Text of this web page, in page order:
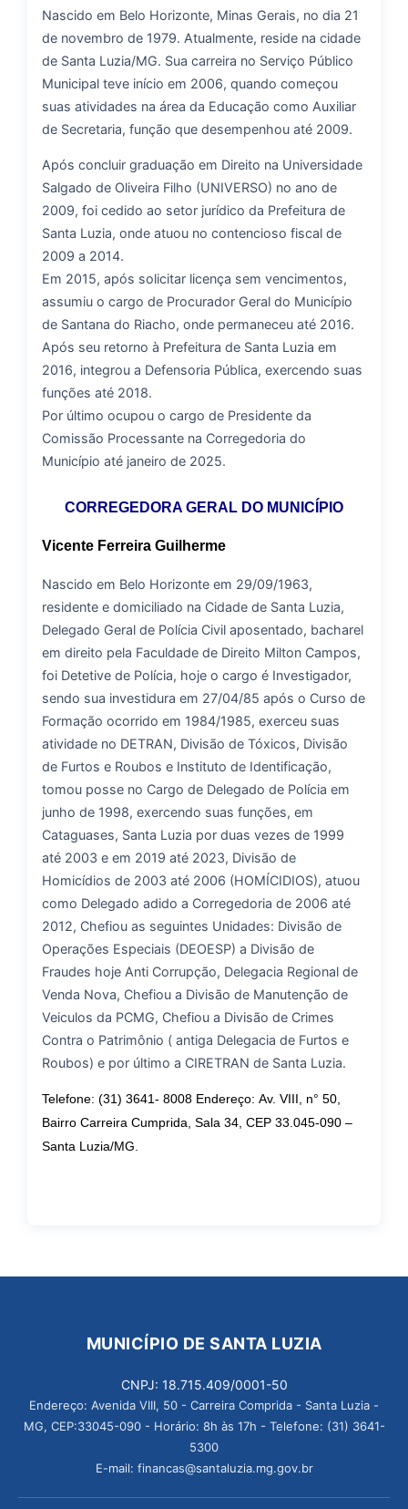
Nascido em Belo Horizonte, Minas Gerais, no dia 21
de novembro de 1979. Atualmente, reside na cidade
de Santa Luzia/MG. Sua carreira no Serviço Público
Municipal teve início em 2006, quando começou
suas atividades na área da Educação como Auxiliar
de Secretaria, função que desempenhou até 2009.
Após concluir graduação em Direito na Universidade
Salgado de Oliveira Filho (UNIVERSO) no ano de
2009, foi cedido ao setor jurídico da Prefeitura de
Santa Luzia, onde atuou no contencioso fiscal de
2009 a 2014.
Em 2015, após solicitar licença sem vencimentos,
assumiu o cargo de Procurador Geral do Município
de Santana do Riacho, onde permaneceu até 2016.
Após seu retorno à Prefeitura de Santa Luzia em
2016, integrou a Defensoria Pública, exercendo suas
funções até 2018.
Por último ocupou o cargo de Presidente da
Comissão Processante na Corregedoria do
Município até janeiro de 2025.
CORREGEDORA GERAL DO MUNICÍPIO
Vicente Ferreira Guilherme
Nascido em Belo Horizonte em 29/09/1963,
residente e domiciliado na Cidade de Santa Luzia,
Delegado Geral de Polícia Civil aposentado, bacharel
em direito pela Faculdade de Direito Milton Campos,
foi Detetive de Polícia, hoje o cargo é Investigador,
sendo sua investidura em 27/04/85 após o Curso de
Formação ocorrido em 1984/1985, exerceu suas
atividade no DETRAN, Divisão de Tóxicos, Divisão
de Furtos e Roubos e Instituto de Identificação,
tomou posse no Cargo de Delegado de Polícia em
junho de 1998, exercendo suas funções, em
Cataguases, Santa Luzia por duas vezes de 1999
até 2003 e em 2019 até 2023, Divisão de
Homicídios de 2003 até 2006 (HOMÍCIDIOS), atuou
como Delegado adido a Corregedoria de 2006 até
2012, Chefiou as seguintes Unidades: Divisão de
Operações Especiais (DEOESP) a Divisão de
Fraudes hoje Anti Corrupção, Delegacia Regional de
Venda Nova, Chefiou a Divisão de Manutenção de
Veiculos da PCMG, Chefiou a Divisão de Crimes
Contra o Patrimônio ( antiga Delegacia de Furtos e
Roubos) e por último a CIRETRAN de Santa Luzia.
Telefone: (31) 3641- 8008 Endereço: Av. VIII, n° 50,
Bairro Carreira Cumprida, Sala 34, CEP 33.045-090 –
Santa Luzia/MG.
MUNICÍPIO DE SANTA LUZIA
CNPJ: 18.715.409/0001-50
Endereço: Avenida VIII, 50 - Carreira Comprida - Santa Luzia -
MG, CEP:33045-090 - Horário: 8h às 17h - Telefone: (31) 3641-
5300
E-mail: financas@santaluzia.mg.gov.br